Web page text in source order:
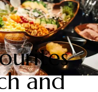
and